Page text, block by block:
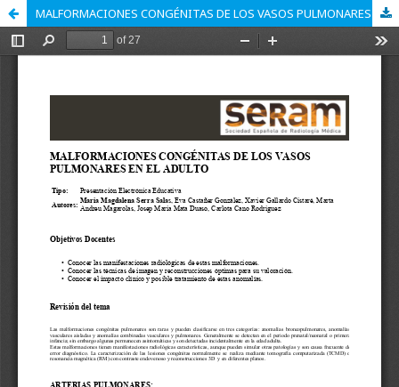
MALFORMACIONES CONGÉNITAS DE LOS VASOS PULMONARES EN EL ADULTO